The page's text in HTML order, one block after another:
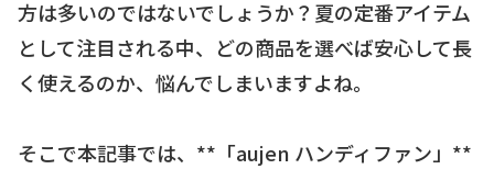
方は多いのではないでしょうか？夏の定番アイテム
として注目される中、どの商品を選べば安心して長
く使えるのか、悩んでしまいますよね。
そこで本記事では、**「aujen ハンディファン」**